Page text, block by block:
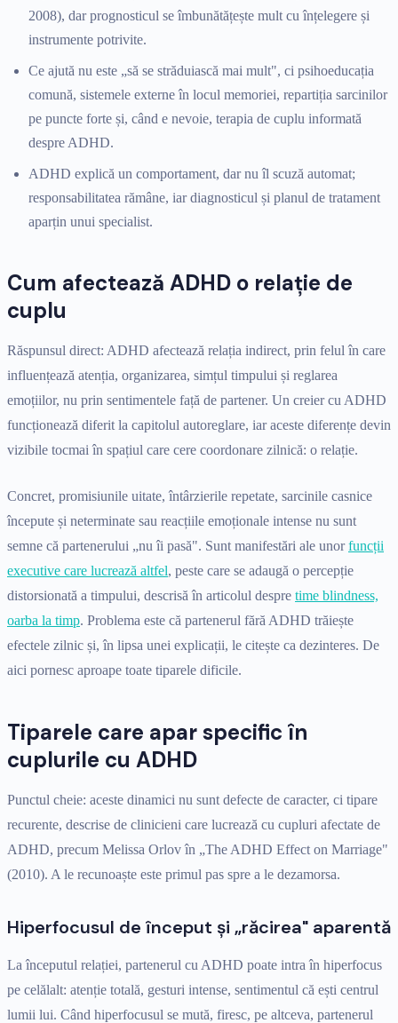
2008), dar prognosticul se îmbunătățește mult cu înțelegere și
instrumente potrivite.
Ce ajută nu este „să se străduiască mai mult", ci psihoeducația
comună, sistemele externe în locul memoriei, repartiția sarcinilor
pe puncte forte și, când e nevoie, terapia de cuplu informată
despre ADHD.
ADHD explică un comportament, dar nu îl scuză automat;
responsabilitatea rămâne, iar diagnosticul și planul de tratament
aparțin unui specialist.
Cum afectează ADHD o relație de
cuplu
Răspunsul direct: ADHD afectează relația indirect, prin felul în care
influențează atenția, organizarea, simțul timpului și reglarea
emoțiilor, nu prin sentimentele față de partener. Un creier cu ADHD
funcționează diferit la capitolul autoreglare, iar aceste diferențe devin
vizibile tocmai în spațiul care cere coordonare zilnică: o relație.
Concret, promisiunile uitate, întârzierile repetate, sarcinile casnice
începute și neterminate sau reacțiile emoționale intense nu sunt
semne că partenerului „nu îi pasă". Sunt manifestări ale unorfuncții
executive care lucrează altfel, peste care se adaugă o percepție
distorsionată a timpului, descrisă în articolul despre time blindness,
oarba la timp. Problema este că partenerul fără ADHD trăiește
efectele zilnic și, în lipsa unei explicații, le citește ca dezinteres. De
aici pornesc aproape toate tiparele dificile.
Tiparele care apar specific în
cuplurile cu ADHD
Punctul cheie: aceste dinamici nu sunt defecte de caracter, ci tipare
recurente, descrise de clinicieni care lucrează cu cupluri afectate de
ADHD, precum Melissa Orlov în „The ADHD Effect on Marriage"
(2010). A le recunoaște este primul pas spre a le dezamorsa.
Hiperfocusul de început și „răcirea" aparentă
La începutul relației, partenerul cu ADHD poate intra în hiperfocus
pe celălalt: atenție totală, gesturi intense, sentimentul că ești centrul
lumii lui. Când hiperfocusul se mută, firesc, pe altceva, partenerul